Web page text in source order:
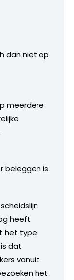
dan niet op
meerdere
beleggen is
heeft
het type
dat
vanuit
het